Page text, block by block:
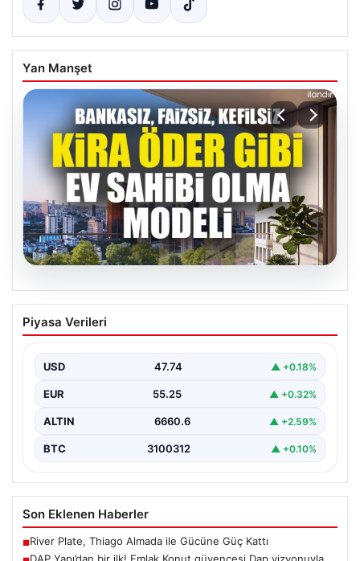
Yan Manşet
07.08.2026
DAP Yapı’dan bir ilk! Emlak Konut
güvencesi Dap vizyonuyla kendi
{“title”: “DAP Yapı’dan Bir İlk: Güvence ve Vizyonla Kendi
Piyasa Verileri
USD 47.74 ▲ +0.18%
EUR 55.25 ▲ +0.32%
ALTIN 6660.6 ▲ +2.59%
BTC 3100312 ▲ +0.10%
Son Eklenen Haberler
■River Plate, Thiago Almada ile Gücüne Güç Kattı